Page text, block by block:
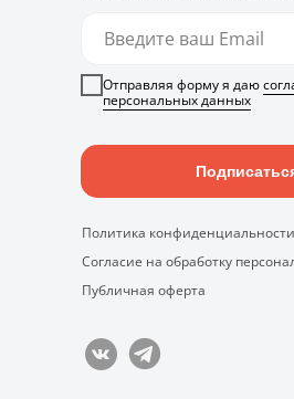
Политика конфиденциальности
Согласие на обработку
Публичная оферта
Отправляя форму я даю
персональных данных